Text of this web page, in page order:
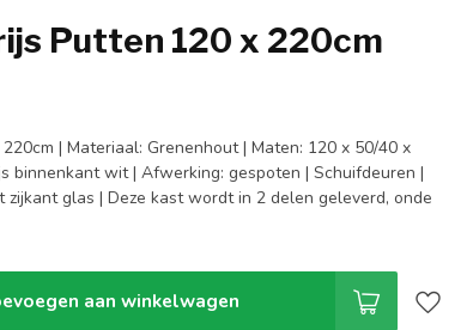
Putten 120 x 220cm
| Materiaal: Grenenhout | Maten: 120 x 50/40 x
binnenkant wit | Afwerking: gespoten | Schuifdeuren |
zijkant glas | Deze kast wordt in 2 delen geleverd, onde
aan winkelwagen